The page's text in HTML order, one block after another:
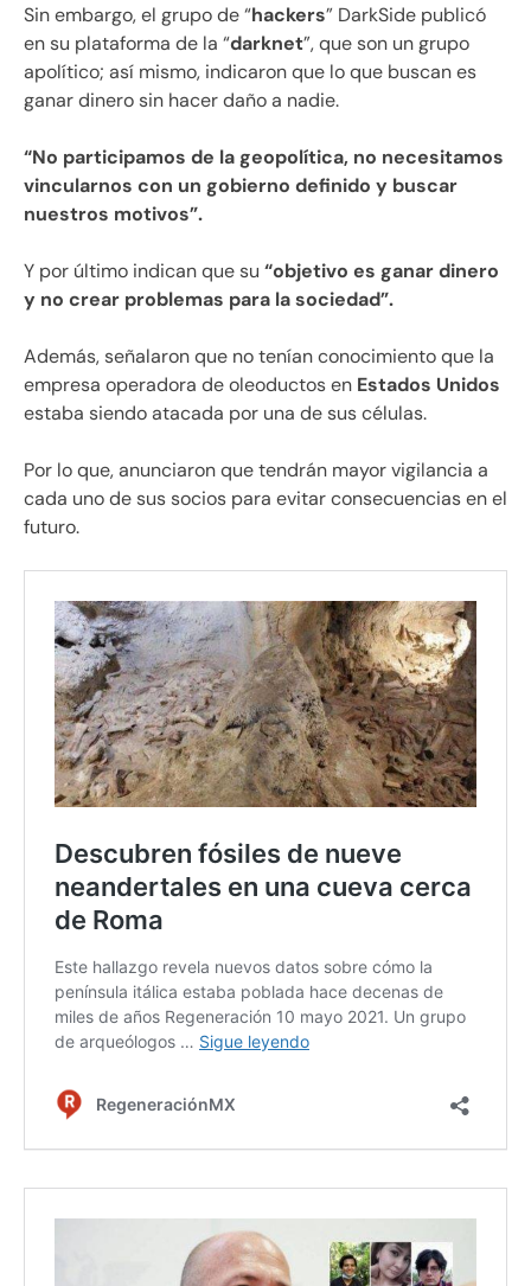
Sin embargo, el grupo de “hackers” DarkSide publicó
en su plataforma de la “darknet”, que son un grupo
apolítico; así mismo, indicaron que lo que buscan es
ganar dinero sin hacer daño a nadie.
“No participamos de la geopolítica, no necesitamos
vincularnos con un gobierno definido y buscar
nuestros motivos”.
Y por último indican que su “objetivo es ganar dinero
y no crear problemas para la sociedad”.
Además, señalaron que no tenían conocimiento que la
empresa operadora de oleoductos en Estados Unidos
estaba siendo atacada por una de sus células.
Por lo que, anunciaron que tendrán mayor vigilancia a
cada uno de sus socios para evitar consecuencias en el
futuro.